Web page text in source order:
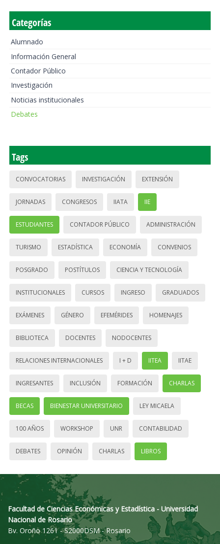
Categorías
Alumnado
Información General
Contador Público
Investigación
Noticias institucionales
Debates
Tags
CONVOCATORIAS INVESTIGACIÓN EXTENSIÓN
JORNADAS CONGRESOS IIATA IIE
ESTUDIANTES CONTADOR PÚBLICO ADMINISTRACIÓN
TURISMO ESTADÍSTICA ECONOMÍA CONVENIOS
POSGRADO POSTÍTULOS CIENCIA Y TECNOLOGÍA
INSTITUCIONALES CURSOS INGRESO GRADUADOS
EXÁMENES GÉNERO EFEMÉRIDES HOMENAJES
BIBLIOTECA DOCENTES NODOCENTES
RELACIONES INTERNACIONALES I + D IITEA IITAE
INGRESANTES INCLUSIÓN FORMACIÓN CHARLAS
BECAS BIENESTAR UNIVERSITARIO LEY MICAELA
100 AÑOS WORKSHOP UNR CONTABILIDAD
DEBATES OPINIÓN CHARLAS LIBROS
Facultad de Ciencias Económicas y Estadística - Universidad
Nacional de Rosario
Bv. Oroño 1261 - S2000DSM - Rosario